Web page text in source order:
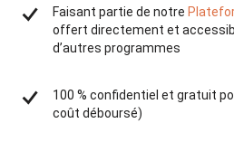
Faisant partie de notre
offert directement et
d’autres programmes
100 % confidentiel et gratuit
coût déboursé)